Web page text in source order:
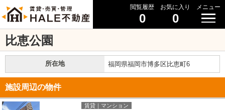
閲覧履歴
0
お気に入り
0
メニュー
比恵公園
所在地 福岡県福岡市博多区比恵町6
施設周辺の物件
賃貸｜マンション